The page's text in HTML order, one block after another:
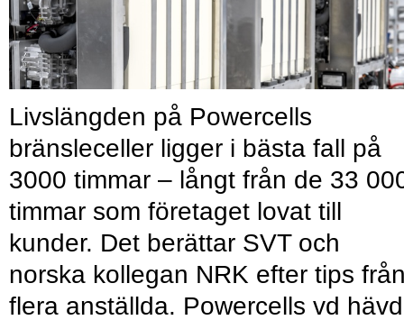
Livslängden på Powercells
bränsleceller ligger i bästa fall på
3000 timmar – långt från de 33
timmar som företaget lovat till
kunder. Det berättar SVT och
norska kollegan NRK efter tips
flera anställda. Powercells vd